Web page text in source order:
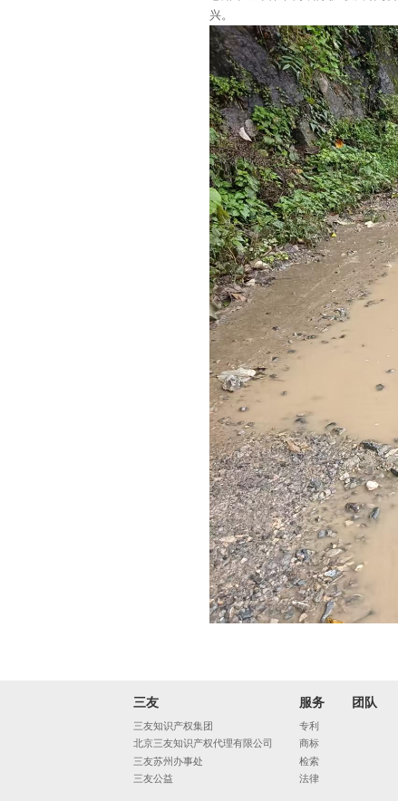
兴。
三友
三友知识产权集团
北京三友知识产权代理有限公司
三友苏州办事处
三友公益
服务
专利
商标
检索
法律
团队